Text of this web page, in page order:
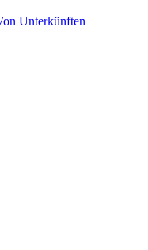
Unterkünften